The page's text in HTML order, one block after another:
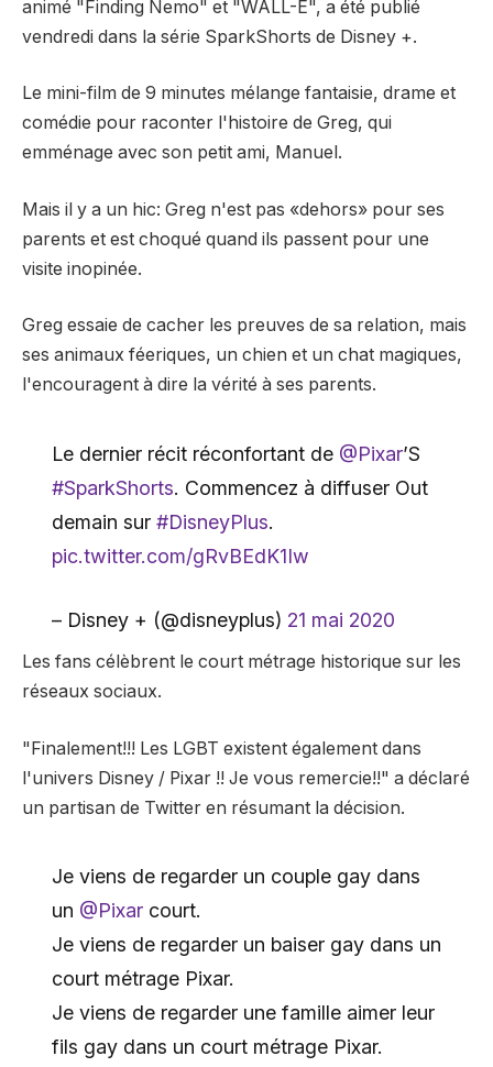
animé "Finding Nemo" et "WALL-E", a été publié
vendredi dans la série SparkShorts de Disney +.
Le mini-film de 9 minutes mélange fantaisie, drame et
comédie pour raconter l'histoire de Greg, qui
emménage avec son petit ami, Manuel.
Mais il y a un hic: Greg n'est pas «dehors» pour ses
parents et est choqué quand ils passent pour une
visite inopinée.
Greg essaie de cacher les preuves de sa relation, mais
ses animaux féeriques, un chien et un chat magiques,
l'encouragent à dire la vérité à ses parents.
Le dernier récit réconfortant de @Pixar’S
#SparkShorts. Commencez à diffuser Out
demain sur #DisneyPlus.
pic.twitter.com/gRvBEdK1Iw
– Disney + (@disneyplus) 21 mai 2020
Les fans célèbrent le court métrage historique sur les
réseaux sociaux.
"Finalement!!! Les LGBT existent également dans
l'univers Disney / Pixar !! Je vous remercie!!" a déclaré
un partisan de Twitter en résumant la décision.
Je viens de regarder un couple gay dans
un @Pixarcourt.
Je viens de regarder un baiser gay dans un
court métrage Pixar.
Je viens de regarder une famille aimer leur
fils gay dans un court métrage Pixar.